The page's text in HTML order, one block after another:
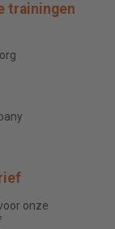
trainingen
onze